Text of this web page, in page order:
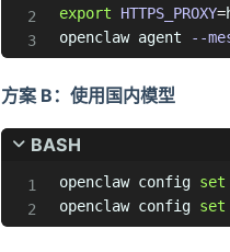
export
HTTPS_PROXY=
openclaw agent
--
方案 B：使用国内模型
BASH
openclaw config set
openclaw config set